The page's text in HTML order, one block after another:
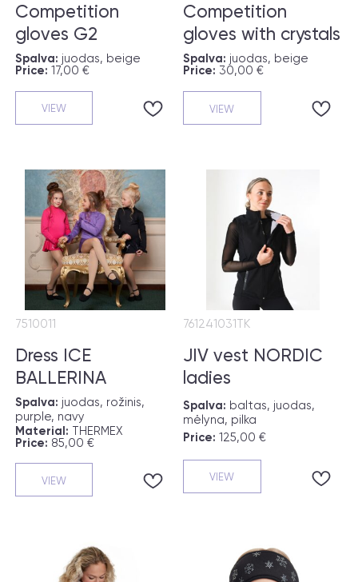
Competition
gloves G2
Spalva: juodas, beige
Price: 17,00 €
VIEW
Competition
gloves with crystals
G2R
Spalva: juodas, beige
Price: 30,00 €
VIEW
Dress ICE
BALLERINA
7510011
Spalva: juodas, rožinis,
purple, navy
Material: THERMEX
Price: 85,00 €
VIEW
JIV vest NORDIC
ladies
761241031TK
Spalva: baltas, juodas,
mėlyna, pilka
Price: 125,00 €
VIEW